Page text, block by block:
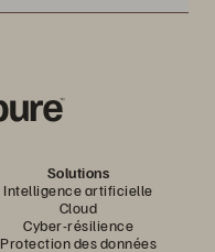
Solutions
Intelligence artificielle
Cloud
Cyber-résilience
Protection des données